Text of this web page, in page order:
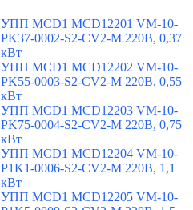
УПП MCD1 MCD12201 VM-10-
PK37-0002-S2-CV2-M 220В, 0,37
кВт
УПП MCD1 MCD12202 VM-10-
PK55-0003-S2-CV2-M 220В, 0,55
кВт
УПП MCD1 MCD12203 VM-10-
PK75-0004-S2-CV2-M 220В, 0,75
кВт
УПП MCD1 MCD12204 VM-10-
P1K1-0006-S2-CV2-M 220В, 1,1
кВт
УПП MCD1 MCD12205 VM-10-